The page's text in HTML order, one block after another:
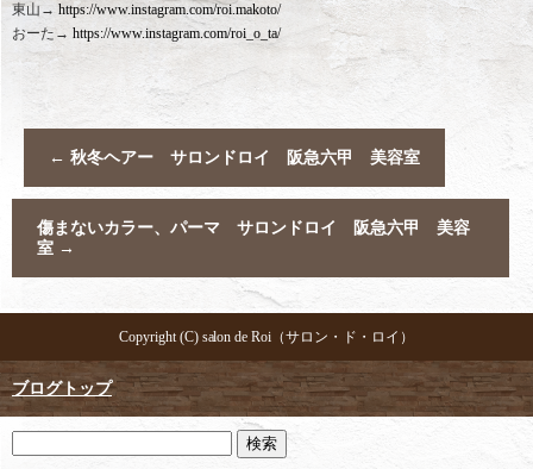
東山→ https://www.instagram.com/roi.makoto/
おーた→ https://www.instagram.com/roi_o_ta/
← 秋冬ヘアー サロンドロイ 阪急六甲 美容室
傷まないカラー、パーマ サロンドロイ 阪急六甲 美容
室 →
Copyright (C) salon de Roi（サロン・ド・ロイ）
ブログトップ